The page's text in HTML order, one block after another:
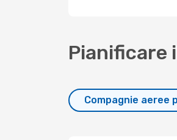
Pianificare
Compagnie aeree